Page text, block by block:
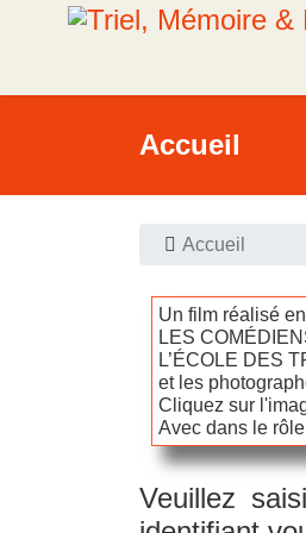
Accueil
Accueil
Un film réalisé
LES
L’ÉCOLE DES
et les
Cliquez sur
Avec dans le
Veuillez